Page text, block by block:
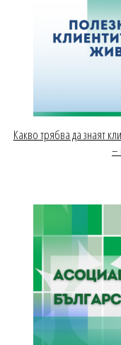
Какво трябва да знаят
–